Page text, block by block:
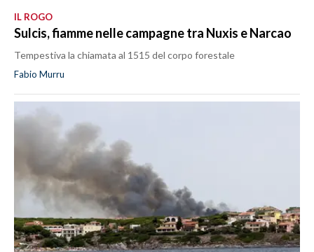
IL ROGO
Sulcis, fiamme nelle campagne tra Nuxis e Narcao
Tempestiva la chiamata al 1515 del corpo forestale
Fabio Murru